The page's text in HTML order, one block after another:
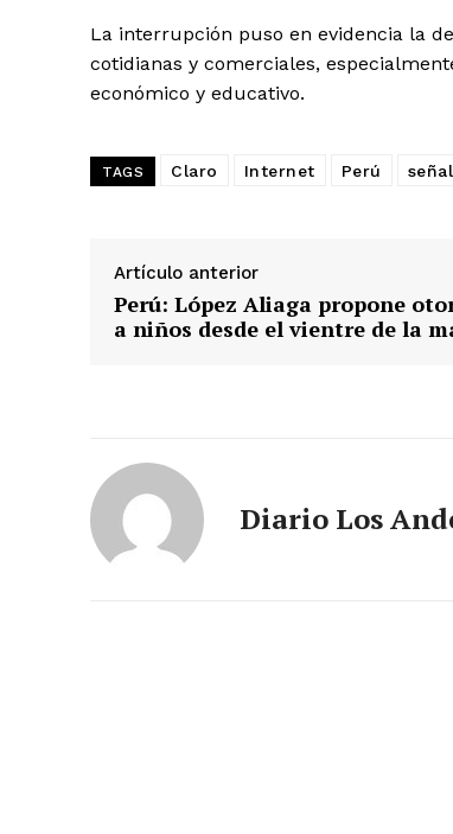
La interrupción puso en evidencia la
cotidianas y comerciales,
económico y educativo.
TAGS Claro Internet Perú señal
Artículo anterior
Perú: López Aliaga propone
a niños desde el vientre de la
Diario Los